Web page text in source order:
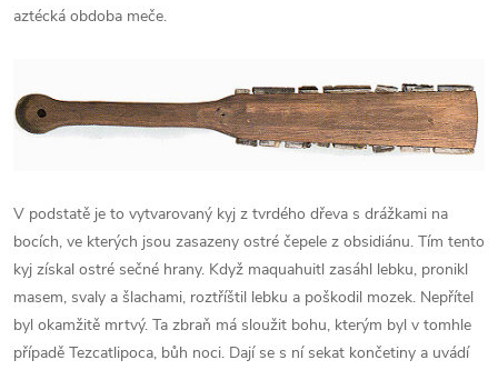
aztécká obdoba meče.
V podstatě je to vytvarovaný kyj z tvrdého dřeva s drážkami na
bocích, ve kterých jsou zasazeny ostré čepele z obsidiánu. Tím tento
kyj získal ostré sečné hrany. Když maquahuitl zasáhl lebku, pronikl
masem, svaly a šlachami, roztříštil lebku a poškodil mozek. Nepřítel
byl okamžitě mrtvý. Ta zbraň má sloužit bohu, kterým byl v tomhle
případě Tezcatlipoca, bůh noci. Dají se s ní sekat končetiny a uvádí